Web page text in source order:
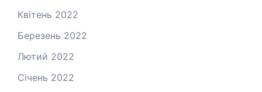
Квітень 2022
Березень 2022
Лютий 2022
Січень 2022